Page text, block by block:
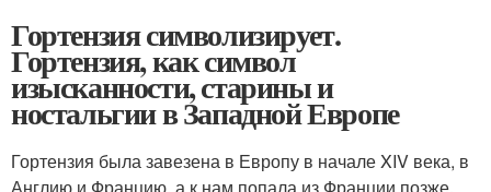
Гортензия символизирует.
Гортензия, как символ
изысканности, старины и
ностальгии в Западной Европе
Гортензия была завезена в Европу в начале XIV века, в